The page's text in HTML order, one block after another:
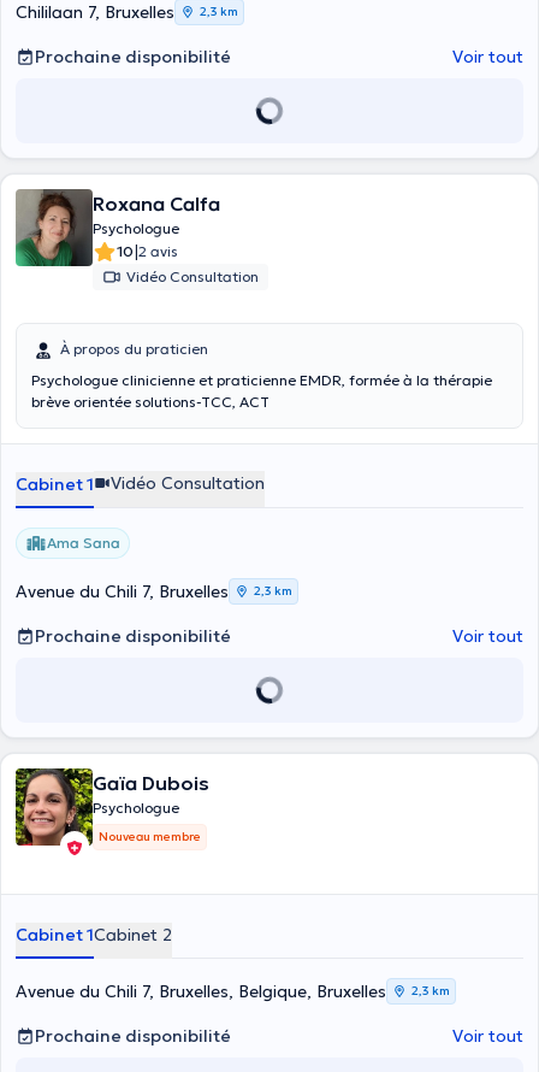
Chililaan 7, Bruxelles 2,3 km
Prochaine disponibilité Voir tout
Roxana Calfa
Psychologue
10|2 avis
Vidéo Consultation
À propos du praticien
Psychologue clinicienne et praticienne EMDR, formée à la thérapie
brève orientée solutions-TCC, ACT
Cabinet 1 Vidéo Consultation
Ama Sana
Avenue du Chili 7, Bruxelles 2,3 km
Prochaine disponibilité Voir tout
Gaïa Dubois
Psychologue
Nouveau membre
Cabinet 1Cabinet 2
Avenue du Chili 7, Bruxelles, Belgique, Bruxelles 2,3 km
Prochaine disponibilité Voir tout